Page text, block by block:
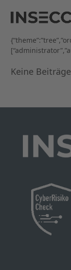
content
mobile
menu
mobile
menu
Keine